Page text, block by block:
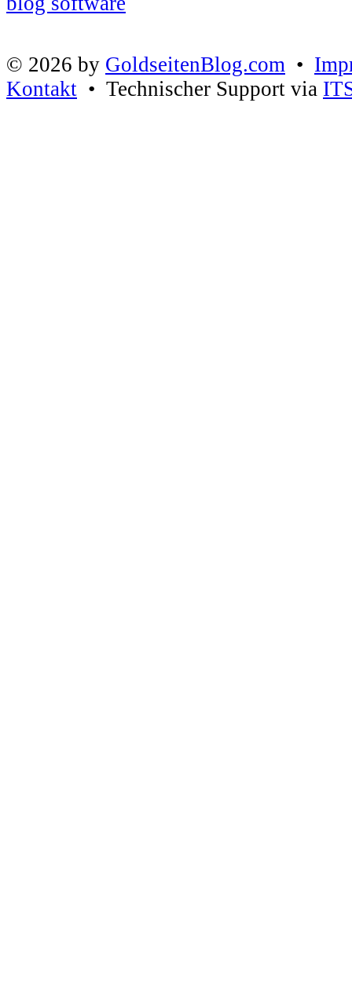
© 2026 by GoldseitenBlog.com •
Kontakt • Technischer Support via